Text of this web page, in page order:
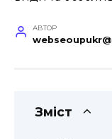
АВТОР
Зміст